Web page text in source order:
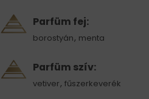
Parfüm fej:
borostyán, menta
Parfüm szív:
vetiver, fűszerkeverék